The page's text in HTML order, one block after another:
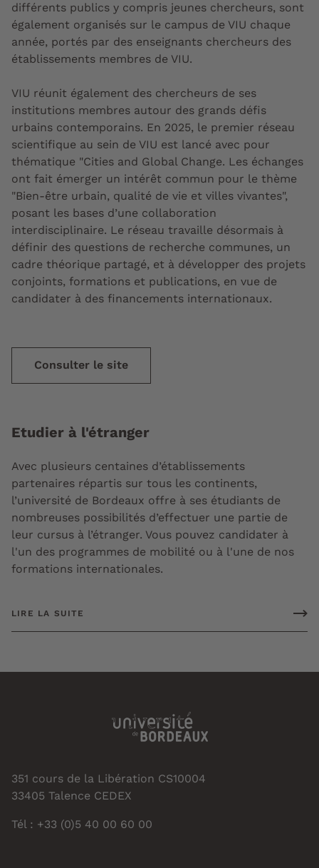
différents publics y compris jeunes chercheurs, sont
également organisés sur le campus de VIU chaque
année, portés par des enseignants chercheurs des
établissements membres de VIU.
VIU réunit également des chercheurs de ses
institutions membres autour des grands défis
urbains contemporains. En 2025, le premier réseau
scientifique au sein de VIU est lancé avec pour
thématique "Cities and Global Change. Les échanges
ont fait émerger un intérêt commun pour le thème
"Bien-être urbain, qualité de vie et villes vivantes",
posant les bases d’une collaboration
interdisciplinaire. Le réseau travaille désormais à
définir des questions de recherche communes, un
cadre théorique partagé, et à développer des projets
conjoints, formations et publications, en vue de
candidater à des financements internationaux.
Consulter le site
Etudier à l'étranger
Avec plusieurs centaines d’établissements
partenaires répartis sur tous les continents,
l’université de Bordeaux offre à ses étudiants de
nombreuses possibilités d’effectuer une partie de
leur cursus à l’étranger. Vous pouvez candidater à
l'un des programmes de mobilité ou à l'une de nos
formations internationales.
LIRE LA SUITE
351 cours de la Libération CS10004
33405 Talence CEDEX
Tél : +33 (0)5 40 00 60 00